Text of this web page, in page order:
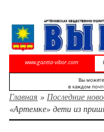
www.gazeta-vibor.com
Вы
в каждом
Главная » Последние
«Артемке» дети из